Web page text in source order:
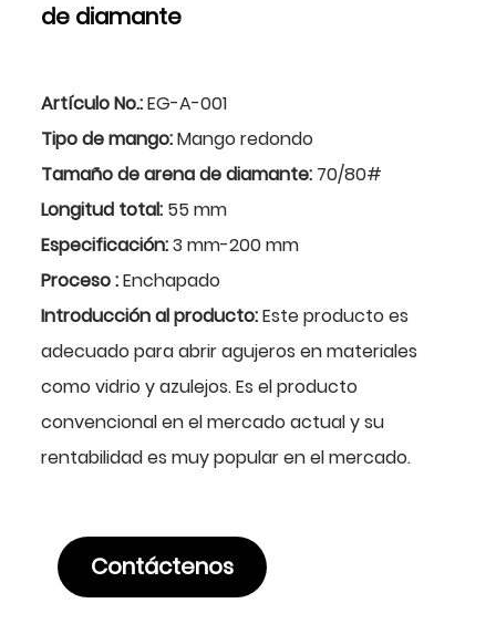
de diamante
Artículo No.:EG-A-001
Tipo de mango:Mango redondo
Tamaño de arena de diamante: 70/80#
Longitud total: 55 mm
Especificación:3 mm-200 mm
Proceso :Enchapado
Introducción al producto:Este producto es
adecuado para abrir agujeros en materiales
como vidrio y azulejos. Es el producto
convencional en el mercado actual y su
rentabilidad es muy popular en el mercado.
Contáctenos